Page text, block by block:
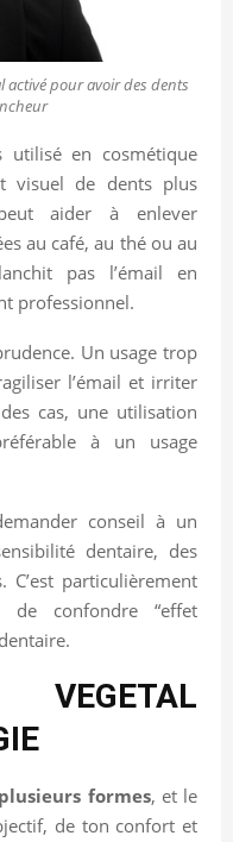
activé pour avoir des dents
utilisé en cosmétique
visuel de dents plus
aider à enlever
au café, au thé ou au
pas l’émail en
professionnel.
Un usage trop
l’émail et irriter
cas, une utilisation
à un usage
conseil à un
dentaire, des
C’est particulièrement
confondre “effet
plusieurs formes, et le
de ton confort et